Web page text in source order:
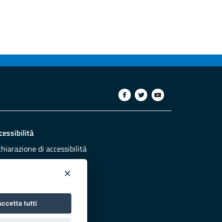
×
tutti
di accessibilità
pubblicazione